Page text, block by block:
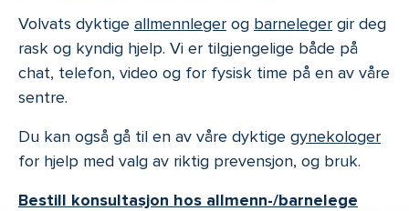
Volvats dyktige allmennleger og barneleger gir deg
rask og kyndig hjelp. Vi er tilgjengelige både på
chat, telefon, video og for fysisk time på en av våre
sentre.
Du kan også gå til en av våre dyktige gynekologer
for hjelp med valg av riktig prevensjon, og bruk.
Bestill konsultasjon hos allmenn-/barnelege